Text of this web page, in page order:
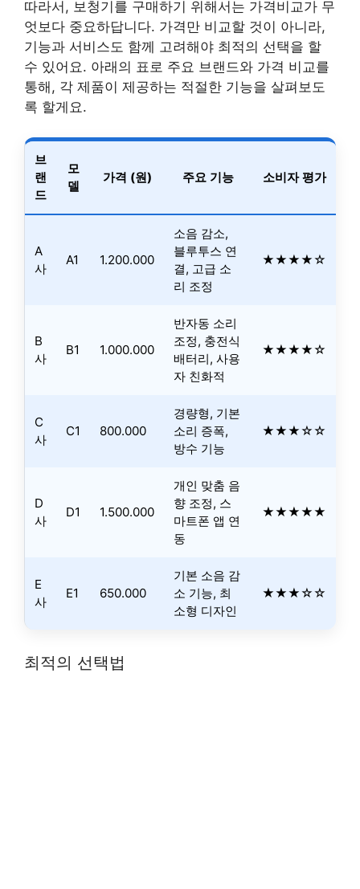
따라서, 보청기를 구매하기 위해서는 가격비교가 무
엇보다 중요하답니다. 가격만 비교할 것이 아니라,
기능과 서비스도 함께 고려해야 최적의 선택을 할
수 있어요. 아래의 표로 주요 브랜드와 가격 비교를
통해, 각 제품이 제공하는 적절한 기능을 살펴보도
록 할게요.
브
랜
드
모
델
가격 (원) 주요 기능 소비자 평가
A
사
A1 1.200.000
소음 감소,
블루투스 연
결, 고급 소
리 조정
★★★★☆
B
사
B1 1.000.000
반자동 소리
조정, 충전식
배터리, 사용
자 친화적
★★★★☆
C
사
C1 800.000
경량형, 기본
소리 증폭,
방수 기능
★★★☆☆
D
사
D1 1.500.000
개인 맞춤 음
향 조정, 스
마트폰 앱 연
동
★★★★★
E
사
E1 650.000
기본 소음 감
소 기능, 최
소형 디자인
★★★☆☆
최적의 선택법